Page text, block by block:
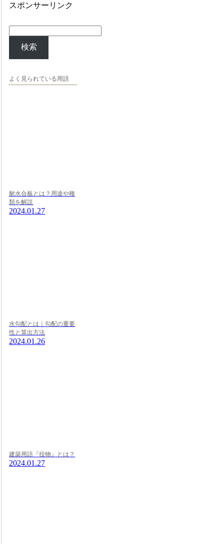
スポンサーリンク
検索
よく見られている用語
耐水合板とは？用途や種
類を解説
2024.01.27
水勾配とは｜勾配の重要
性と算出方法
2024.01.26
建築用語『役物』とは？
2024.01.27